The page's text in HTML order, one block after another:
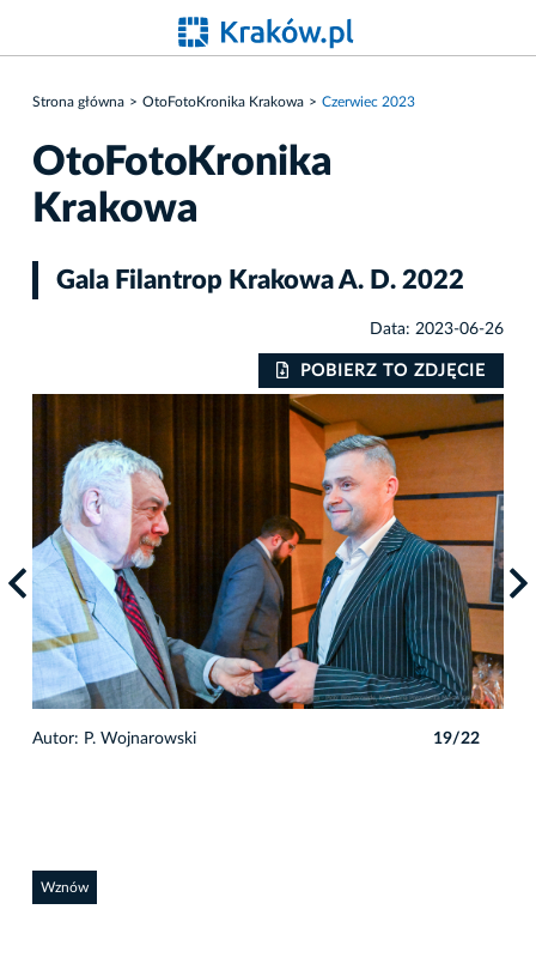
Strona główna OtoFotoKronika Krakowa Czerwiec 2023
OtoFotoKronika
Krakowa
Gala Filantrop Krakowa A. D. 2022
Data: 2023-06-26
POBIERZ TO ZDJĘCIE
Autor: P. Wojnarowski 19/22
Wznów